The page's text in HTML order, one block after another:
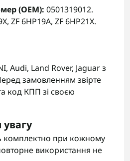
(OEM): 0501319012.
ZF 6HP19A, ZF 6HP21X.
Audi, Land Rover, Jaguar з
замовленням звірте
код КПП зі своєю
комплектно при кожному
використання не